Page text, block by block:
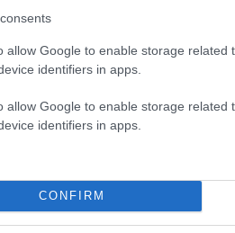
allow Google to enable storage related
identifiers in apps.
allow Google to enable storage related
identifiers in apps.
CONFIRMΔΙΕΘΝΗ